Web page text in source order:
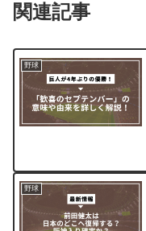
関連記事
野球
野球